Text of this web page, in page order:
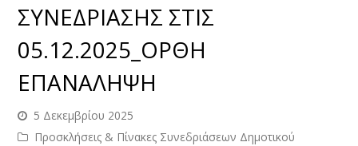
ΣΥΝΕΔΡΙΑΣΗΣ ΣΤΙΣ
05.12.2025_ΟΡΘΗ
ΕΠΑΝΑΛΗΨΗ
5 Δεκεμβρίου 2025
Προσκλήσεις & Πίνακες Συνεδριάσεων Δημοτικού